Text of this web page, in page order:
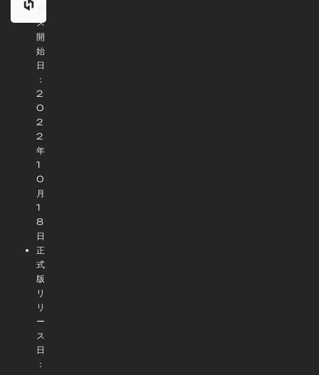
ス
開
始
日
：
2
0
2
2
年
1
0
月
1
8
日
正
式
版
リ
リ
ー
ス
日
：